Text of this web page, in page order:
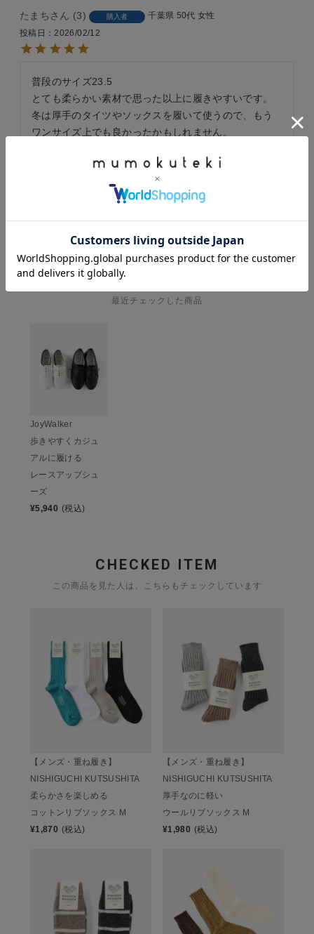
たまち 3 購入者 千葉県 50代 女性
投稿日
2026/02/12
普段のサイズ23.5
とても柔らかい素材で思った以上に履きやすいです。
冬は厚手のタイツやソックスを履いて使うので、もう
ワンサイズ上でも良かったかもしれません。
すべてのレビューを見る
レビューを書いて100ポイント
HISTORY
最近チェックした商品
JoyWalker
歩きやすくカジュ
アルに履ける
レースアップシュ
ーズ
¥5,940 (税込)
CHECKED ITEM
この商品を見た人は、こちらもチェックしています
【メンズ・重ね履き】
NISHIGUCHI KUTSUSHITA
柔らかさを楽しめる
コットンリブソックス M
¥1,870 (税込)
【メンズ・重ね履き】
NISHIGUCHI KUTSUSHITA
厚手なのに軽い
ウールリブソックス M
¥1,980 (税込)